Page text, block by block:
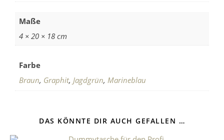
Maße
4 × 20 × 18 cm
Farbe
Braun, Graphit, Jagdgrün, Marineblau
DAS KÖNNTE DIR AUCH GEFALLEN …